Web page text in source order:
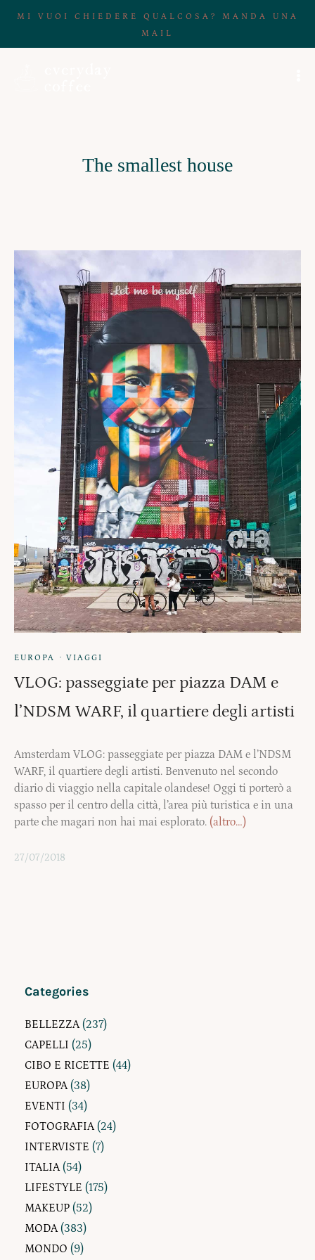
MI VUOI CHIEDERE QUALCOSA? MANDA UNA
MAIL
The smallest house
EUROPA · VIAGGI
VLOG: passeggiate per piazza DAM e
l’NDSM WARF, il quartiere degli artisti
Amsterdam VLOG: passeggiate per piazza DAM e l’NDSM
WARF, il quartiere degli artisti. Benvenuto nel secondo
diario di viaggio nella capitale olandese! Oggi ti porterò a
spasso per il centro della città, l’area più turistica e in una
parte che magari non hai mai esplorato. (altro…)
27/07/2018
Categories
BELLEZZA(237)
CAPELLI (25)
CIBO E RICETTE (44)
EUROPA(38)
EVENTI (34)
FOTOGRAFIA(24)
INTERVISTE (7)
ITALIA(54)
LIFESTYLE (175)
MAKEUP (52)
MODA(383)
MONDO (9)